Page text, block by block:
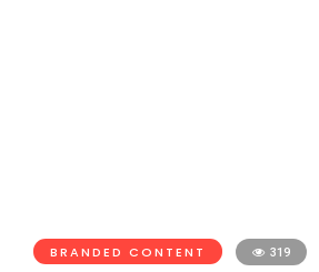
BRANDED CONTENT 319